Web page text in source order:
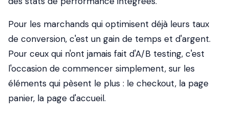
Pour les marchands qui optimisent déjà leurs taux
de conversion, c'est un gain de temps et d'argent.
Pour ceux qui n'ont jamais fait d'A/B testing, c'est
l'occasion de commencer simplement, sur les
éléments qui pèsent le plus : le checkout, la page
panier, la page d'accueil.